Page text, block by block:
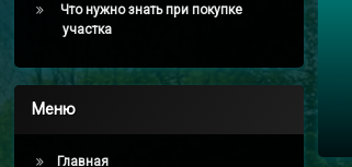
Что нужно знать при покупке
участка
Меню
Главная